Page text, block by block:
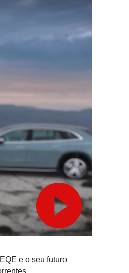
e o seu futuro